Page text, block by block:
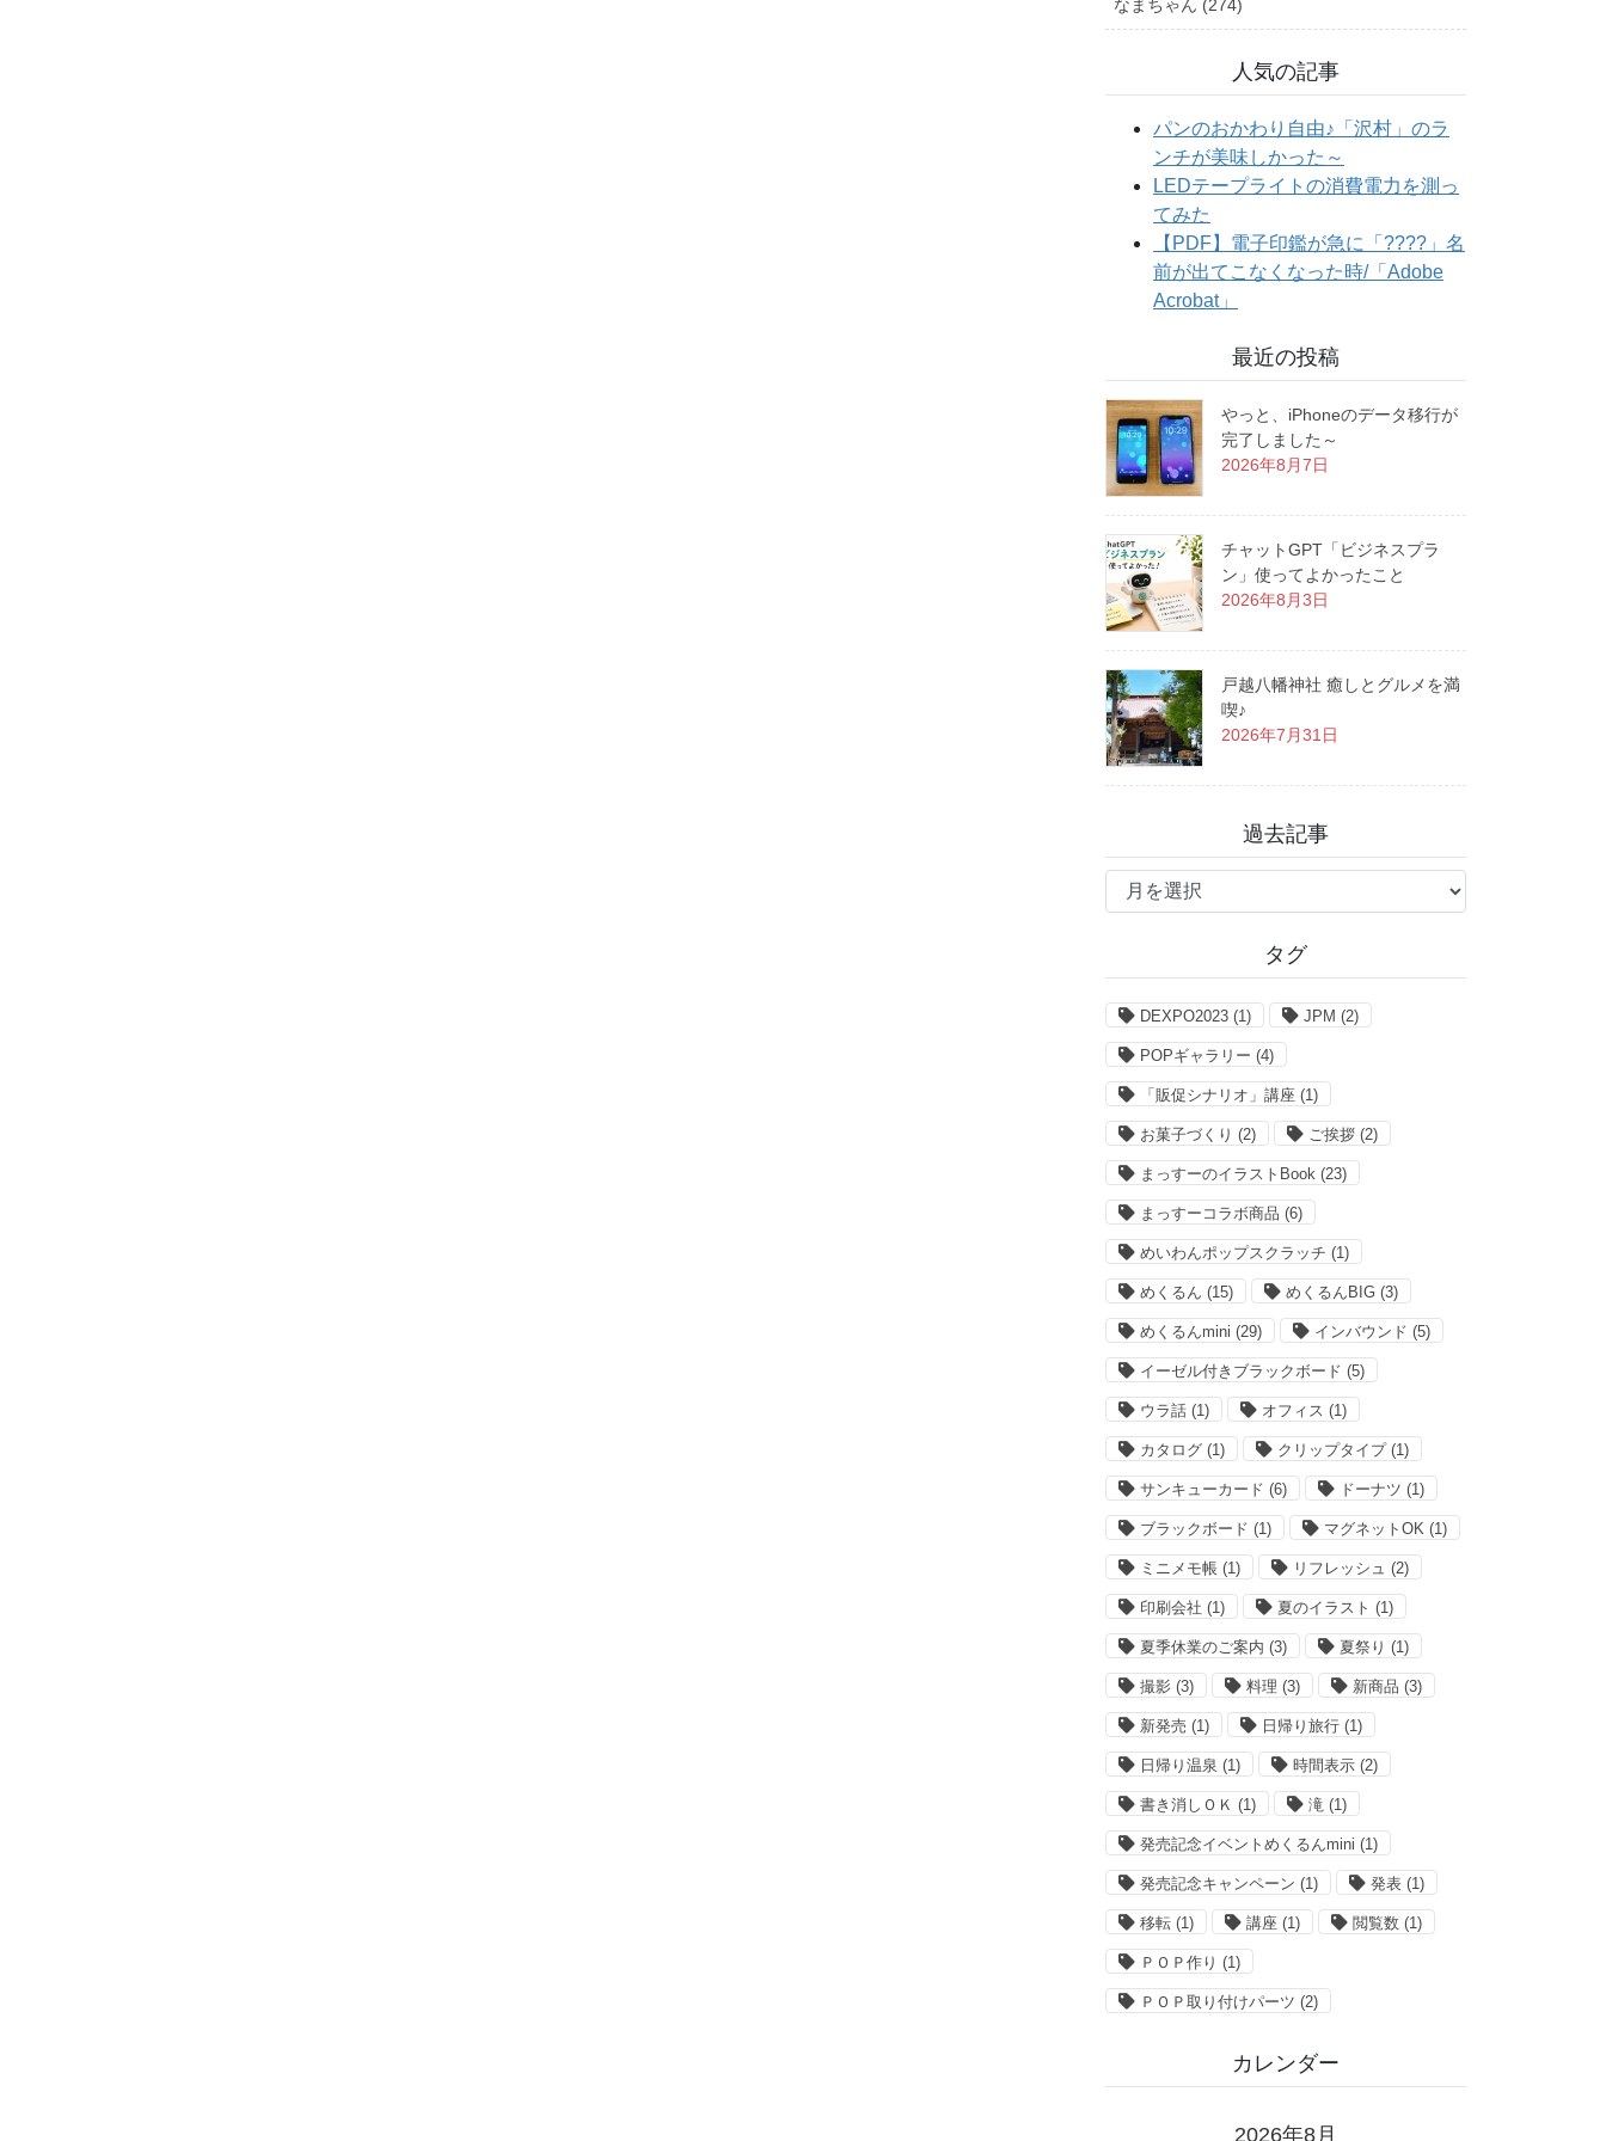
なまちゃん (274)
人気の記事
最近の投稿
やっと、iPhoneのデータ移行が
完了しました～
2026年8月7日
チャットGPT「ビジネスプラ
ン」使ってよかったこと
2026年8月3日
戸越八幡神社 癒しとグルメを満
喫♪
2026年7月31日
過去記事
過
タグ
DEXPO2023 (1) JPM (2)
POPギャラリー (4)
「販促シナリオ」講座 (1)
お菓子づくり (2) ご挨拶 (2)
まっすーのイラストBook (23)
まっすーコラボ商品 (6)
めいわんポップスクラッチ (1)
めくるん (15) めくるんBIG (3)
めくるんmini (29) インバウンド (5)
イーゼル付きブラックボード (5)
ウラ話 (1) オフィス (1)
カタログ (1) クリップタイプ(1)
サンキューカード (6) ドーナツ (1)
ブラックボード (1) マグネットOK (1)
ミニメモ帳 (1) リフレッシュ (2)
印刷会社 (1) 夏のイラスト (1)
夏季休業のご案内 (3) 夏祭り (1)
撮影 (3) 料理 (3) 新商品 (3)
新発売 (1) 日帰り旅行 (1)
日帰り温泉 (1) 時間表示 (2)
書き消しＯＫ (1) 滝 (1)
発売記念イベントめくるんmini (1)
発売記念キャンペーン (1) 発表 (1)
移転 (1) 講座 (1) 閲覧数 (1)
ＰＯＰ作り (1)
ＰＯＰ取り付けパーツ (2)
カレンダー
2026年8月